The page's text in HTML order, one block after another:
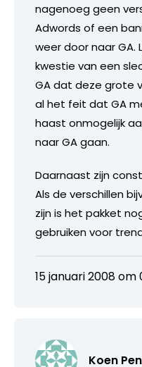
nagenoeg geen
Adwords of een
weer door naar GA.
kwestie van een
GA dat deze grote
al het feit dat GA
haast onmogelijk
naar GA gaan.
Daarnaast zijn
Als de verschillen
zijn is het pakket
gebruiken voor
15 januari 2008 om
Koen